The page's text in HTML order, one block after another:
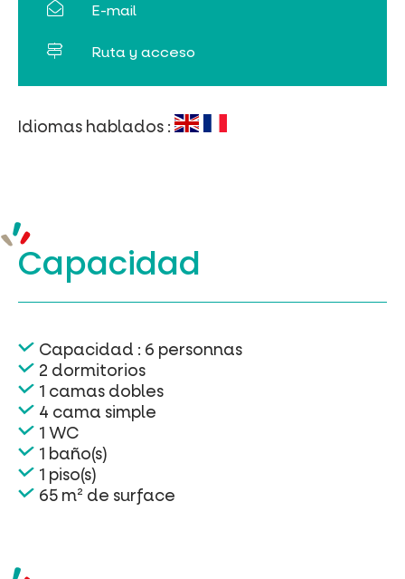
Idiomas hablados :
Capacidad
Capacidad : 6 personnas
2 dormitorios
1 camas dobles
4 cama simple
1 WC
1 baño(s)
1 piso(s)
65 m² de surface
E-mail
Ruta y acceso